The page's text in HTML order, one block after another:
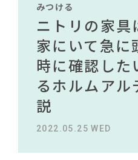
#KEYUCA
#DINOS
#関家具#タンスの
#一枚板#中村アン#MoMA
#田中みな実#インテリア
#インテリアの法則#
#2022 春ドラマ
#家具
#ソファ#ニトリ
#木図鑑#チェア
みつける
無印で有名デ
テムが手に入
買える有名デ
インしたイン
介
2022.10.24 MON
みつける
IKEA家具は
ませる？引っ
されている理
説！！
2023.09.27 WED
みつける
ニトリの家具
家にいて急に
時に確認した
るホルムアル
説
2022.05.25 WED
みつける
【部屋をおし
必見】今話題
タイルから定
紹介！おすす
タイル18選
2023.09.23 SAT
みつける
無印で有名デ
テムが手に入
買える有名デ
インしたイン
介
2022.10.24 MON
みつける
IKEA家具は
ませる？引っ
されている理
説！！
2023.09.27 WED